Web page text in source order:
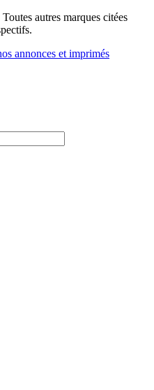
autres marques citées
annonces et imprimés